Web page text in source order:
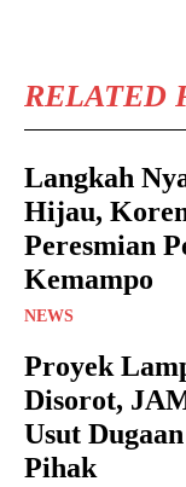
RELATED
Langkah
Hijau,
Peresmian
Kemampo
NEWS
Proyek
Disorot,
Usut
Pihak